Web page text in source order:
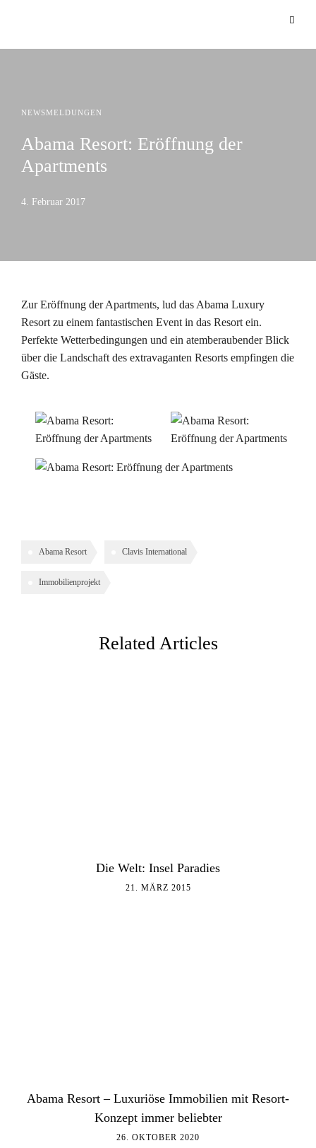
NEWSMELDUNGEN
Abama Resort: Eröffnung der
Apartments
4. Februar 2017
Zur Eröffnung der Apartments, lud das Abama Luxury
Resort zu einem fantastischen Event in das Resort ein.
Perfekte Wetterbedingungen und ein atemberaubender Blick
über die Landschaft des extravaganten Resorts empfingen die
Gäste.
Abama Resort Clavis International
Immobilienprojekt
Related Articles
Die Welt: Insel Paradies
21. MÄRZ 2015
Abama Resort – Luxuriöse Immobilien mit Resort-
Konzept immer beliebter
26. OKTOBER 2020